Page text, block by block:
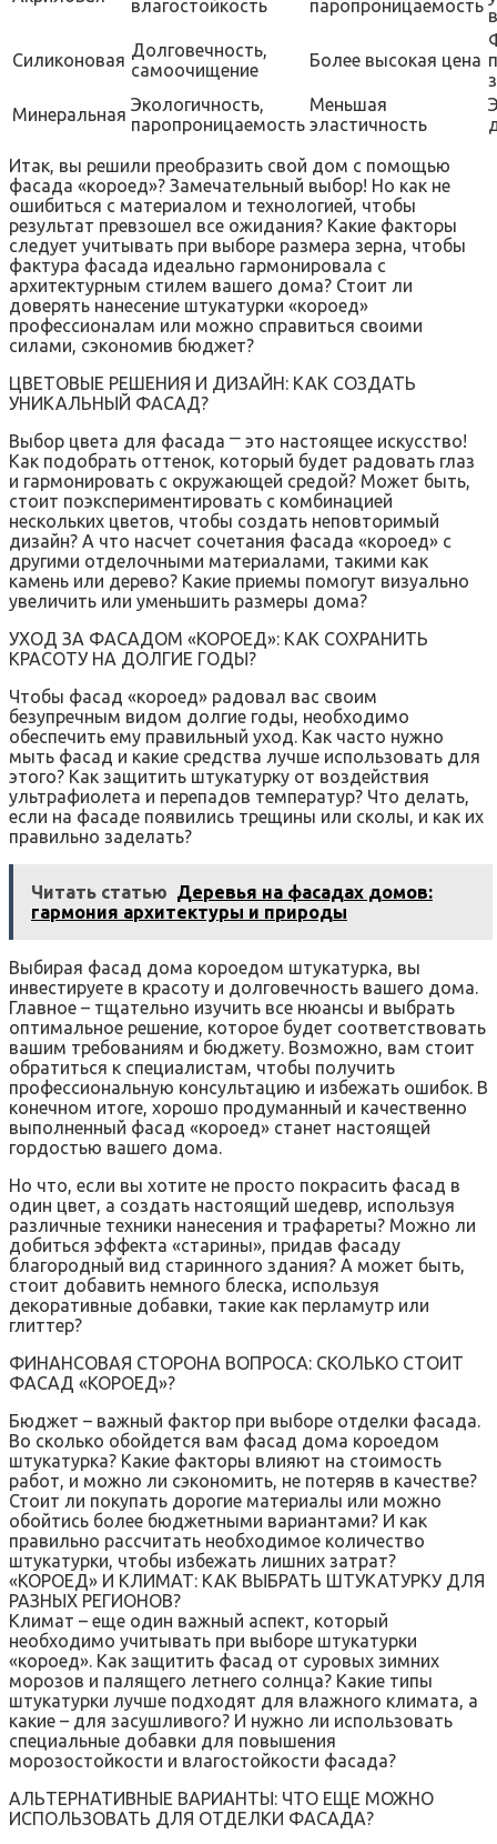
влагостойкость паропроницаемость
Силиконовая Долговечность,
самоочищение
Более высокая цена
Минеральная Экологичность,
паропроницаемость
Меньшая
эластичность
Итак, вы решили преобразить свой дом с помощью
фасада «короед»? Замечательный выбор! Но как не
ошибиться с материалом и технологией, чтобы
результат превзошел все ожидания? Какие факторы
следует учитывать при выборе размера зерна, чтобы
фактура фасада идеально гармонировала с
архитектурным стилем вашего дома? Стоит ли
доверять нанесение штукатурки «короед»
профессионалам или можно справиться своими
силами, сэкономив бюджет?
ЦВЕТОВЫЕ РЕШЕНИЯ И ДИЗАЙН: КАК СОЗДАТЬ
УНИКАЛЬНЫЙ ФАСАД?
Выбор цвета для фасада ⎻ это настоящее искусство!
Как подобрать оттенок, который будет радовать глаз
и гармонировать с окружающей средой? Может быть,
стоит поэкспериментировать с комбинацией
нескольких цветов, чтобы создать неповторимый
дизайн? А что насчет сочетания фасада «короед» с
другими отделочными материалами, такими как
камень или дерево? Какие приемы помогут визуально
увеличить или уменьшить размеры дома?
УХОД ЗА ФАСАДОМ «КОРОЕД»: КАК СОХРАНИТЬ
КРАСОТУ НА ДОЛГИЕ ГОДЫ?
Чтобы фасад «короед» радовал вас своим
безупречным видом долгие годы, необходимо
обеспечить ему правильный уход. Как часто нужно
мыть фасад и какие средства лучше использовать для
этого? Как защитить штукатурку от воздействия
ультрафиолета и перепадов температур? Что делать,
если на фасаде появились трещины или сколы, и как их
правильно заделать?
Читать статью Деревья на фасадах домов:
гармония архитектуры и природы
Выбирая фасад дома короедом штукатурка, вы
инвестируете в красоту и долговечность вашего дома.
Главное – тщательно изучить все нюансы и выбрать
оптимальное решение, которое будет соответствовать
вашим требованиям и бюджету. Возможно, вам стоит
обратиться к специалистам, чтобы получить
профессиональную консультацию и избежать ошибок. В
конечном итоге, хорошо продуманный и качественно
выполненный фасад «короед» станет настоящей
гордостью вашего дома.
Но что, если вы хотите не просто покрасить фасад в
один цвет, а создать настоящий шедевр, используя
различные техники нанесения и трафареты? Можно ли
добиться эффекта «старины», придав фасаду
благородный вид старинного здания? А может быть,
стоит добавить немного блеска, используя
декоративные добавки, такие как перламутр или
глиттер?
ФИНАНСОВАЯ СТОРОНА ВОПРОСА: СКОЛЬКО СТОИТ
ФАСАД «КОРОЕД»?
Бюджет – важный фактор при выборе отделки фасада.
Во сколько обойдется вам фасад дома короедом
штукатурка? Какие факторы влияют на стоимость
работ, и можно ли сэкономить, не потеряв в качестве?
Стоит ли покупать дорогие материалы или можно
обойтись более бюджетными вариантами? И как
правильно рассчитать необходимое количество
штукатурки, чтобы избежать лишних затрат?
«КОРОЕД» И КЛИМАТ: КАК ВЫБРАТЬ ШТУКАТУРКУ ДЛЯ
РАЗНЫХ РЕГИОНОВ?
Климат – еще один важный аспект, который
необходимо учитывать при выборе штукатурки
«короед». Как защитить фасад от суровых зимних
морозов и палящего летнего солнца? Какие типы
штукатурки лучше подходят для влажного климата, а
какие – для засушливого? И нужно ли использовать
специальные добавки для повышения
морозостойкости и влагостойкости фасада?
АЛЬТЕРНАТИВНЫЕ ВАРИАНТЫ: ЧТО ЕЩЕ МОЖНО
ИСПОЛЬЗОВАТЬ ДЛЯ ОТДЕЛКИ ФАСАДА?